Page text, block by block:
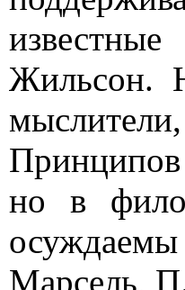
Жильсон.
но в
Марсель,